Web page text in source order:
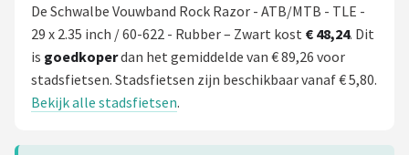
De Schwalbe Vouwband Rock Razor - ATB/MTB - TLE -
29 x 2.35 inch / 60-622 - Rubber – Zwart kost € 48,24. Dit
is goedkoperdan het gemiddelde van € 89,26 voor
stadsfietsen. Stadsfietsen zijn beschikbaar vanaf € 5,80.
Bekijk alle stadsfietsen.